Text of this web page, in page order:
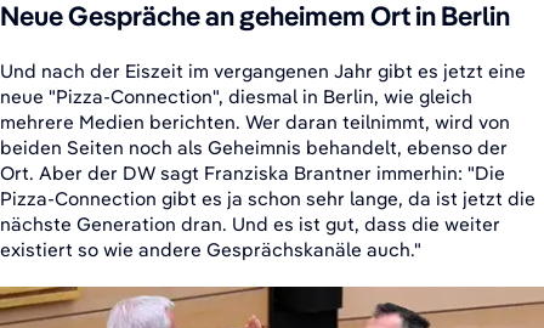
Neue Gespräche an geheimem Ort in Berlin
Und nach der Eiszeit im vergangenen Jahr gibt es jetzt eine
neue "Pizza-Connection", diesmal in Berlin, wie gleich
mehrere Medien berichten. Wer daran teilnimmt, wird von
beiden Seiten noch als Geheimnis behandelt, ebenso der
Ort. Aber der DW sagt Franziska Brantner immerhin: "Die
Pizza-Connection gibt es ja schon sehr lange, da ist jetzt die
nächste Generation dran. Und es ist gut, dass die weiter
existiert so wie andere Gesprächskanäle auch."